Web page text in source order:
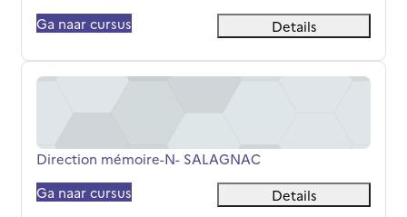
Ga naar cursus
Details
Direction mémoire-N- SALAGNAC
Cursusnaam
Direction mémoire-N- SALAGNAC
Ga naar cursus
Details